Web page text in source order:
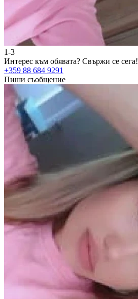
1-3
Интерес към обявата? Свържи се сега!
+359 88 684 9291
Пиши съобщение